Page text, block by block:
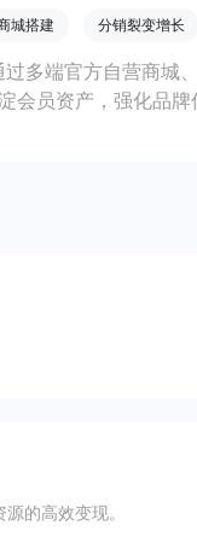
城搭建 分销裂变增长
多端官方自营商城
会员资产，强化品牌
的高效变现。